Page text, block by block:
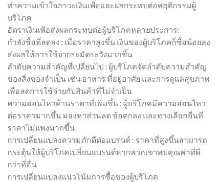
ทำความเข้าใจภาวะเงินเฟ้อและผลกระทบต่อพฤติกรรมผู้
บริโภค
อัตราเงินเฟ้อส่งผลกระทบต่อผู้บริโภคหลายประการ:
กำลังซื้อที่ลดลง : เมื่อราคาสูงขึ้น เงินของผู้บริโภคก็ซื้อน้อยลง
ส่งผลให้การใช้จ่ายระมัดระวังมากขึ้น
ลำดับความสำคัญที่เปลี่ยนไป : ผู้บริโภคจัดลำดับความสำคัญ
ของสิ่งของจำเป็น เช่น อาหาร ที่อยู่อาศัย และการดูแลสุขภาพ
เพื่อลดการใช้จ่ายกับสินค้าที่ไม่จำเป็น
ความอ่อนไหวด้านราคาที่เพิ่มขึ้น : ผู้บริโภคมีความอ่อนไหว
ต่อราคามากขึ้น มองหาส่วนลด ข้อตกลง และทางเลือกอื่นที่
ราคาไม่แพงมากขึ้น
การเปลี่ยนแปลงความภักดีต่อแบรนด์ : ราคาที่สูงขึ้นสามารถ
กระตุ้นให้ผู้บริโภคเปลี่ยนแบรนด์หากพวกเขาพบคุณค่าที่ดี
กว่าที่อื่น
การเปลี่ยนแปลงแนวโน้มการซื้อของผู้บริโภค